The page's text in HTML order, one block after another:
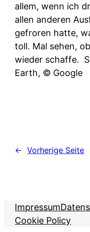
allem, wenn ich
allen anderen
gefroren hatte,
toll. Mal sehen,
wieder schaffe.
Earth, © Google
← Vorherige Seite
Impressum
Cookie Policy